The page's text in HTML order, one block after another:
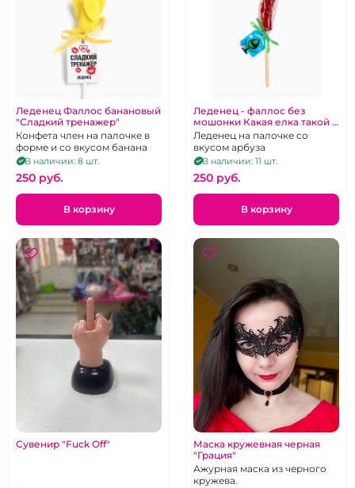
Леденец Фаллос банановый
"Сладкий тренажер"
Конфета член на палочке в
форме и со вкусом банана
В наличии: 8 шт.
250 pуб.
В корзину
Леденец - фаллос без
мошонки Какая елка такой и
подарок"
Леденец на палочке со
вкусом арбуза
В наличии: 11 шт.
250 pуб.
В корзину
Сувенир "Fuck Off"
Маска кружевная черная
"Грация"
Ажурная маска из черного
кружева.